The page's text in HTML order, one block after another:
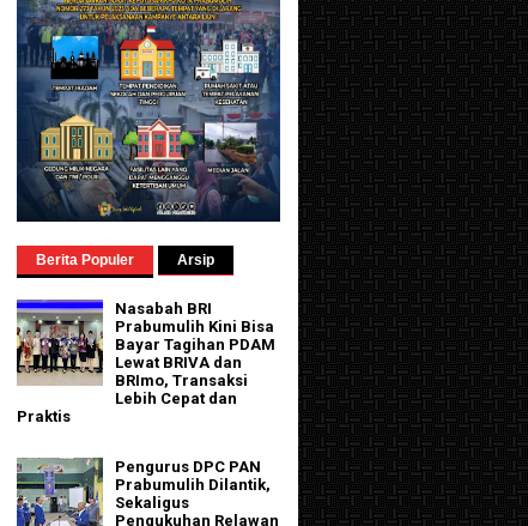
Berita Populer Arsip
Nasabah BRI
Prabumulih Kini Bisa
Bayar Tagihan PDAM
Lewat BRIVA dan
BRImo, Transaksi
Lebih Cepat dan
Praktis
Pengurus DPC PAN
Prabumulih Dilantik,
Sekaligus
Pengukuhan Relawan